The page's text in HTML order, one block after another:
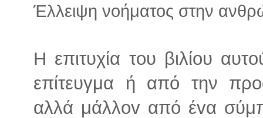
Έλλειψη νοήματος στην
Η επιτυχία τoυ βιλίου
επίτευγμα ή από την
αλλά μάλλov από έvα